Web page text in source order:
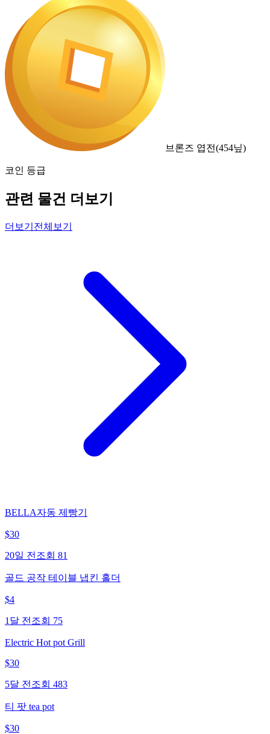
브론즈 엽전(454닢)
코인 등급
관련 물건 더보기
더보기 전체보기
BELLA자동 제빵기
$30
20일 전 조회 81
골드 공작 테이블 냅킨 홀더
$4
1달 전 조회 75
Electric Hot pot Grill
$30
5달 전 조회 483
티 팟 tea pot
$30